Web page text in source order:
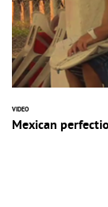
VIDEO
Mexican